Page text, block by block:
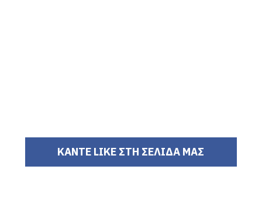
ΚΑΝΤΕ LIKE ΣΤΗ ΣΕΛΙΔΑ ΜΑΣ